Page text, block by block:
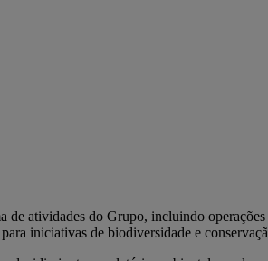
atividades do Grupo, incluindo
iniciativas de biodiversidade e